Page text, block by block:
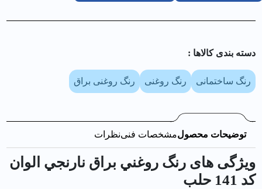
دسته بندی کالا‌ها :
رنگ ساختمانی رنگ روغنی رنگ روغنی براق
توضیحات محصولمشخصات فنینظرات
ویژگی های رنگ روغني براق نارنجي الوان
کد 141 حلب